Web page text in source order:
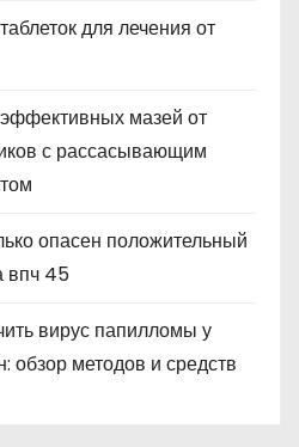
для лечения от
мазей от
с рассасывающим
опасен положительный
впч 45
вирус папилломы у
обзор методов и средств